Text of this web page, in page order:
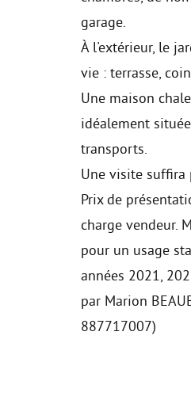
garage.
À l'extérieur, le
vie : terrasse,
Une maison
idéalement
transports.
Une visite suffira
Prix de
charge vendeur.
pour un usage
années 2021,
par Marion
887717007)